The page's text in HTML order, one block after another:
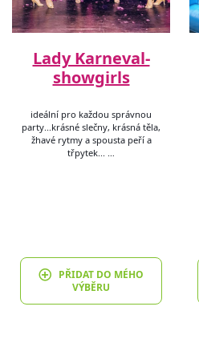
Lady Karneval-
showgirls
ideální pro každou správnou
party...krásné slečny, krásná těla,
žhavé rytmy a spousta peří a
třpytek... …
PŘIDAT DO MÉHO
VÝBĚRU